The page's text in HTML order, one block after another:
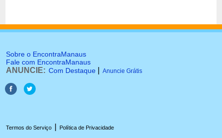
Sobre o EncontraManaus
Fale com EncontraManaus
ANUNCIE: Com Destaque Anuncie Grátis
Termos do Serviço Política de Privacidade